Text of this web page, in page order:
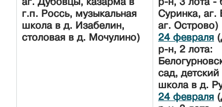
г.п. Россь, музыкальная
школа в д. Изабелин,
столовая в д. Мочулино)
Суринка, аг.
аг. Острово)
24 февраля
р-н, 2 лота:
сад,
школа в д.
24 февраля